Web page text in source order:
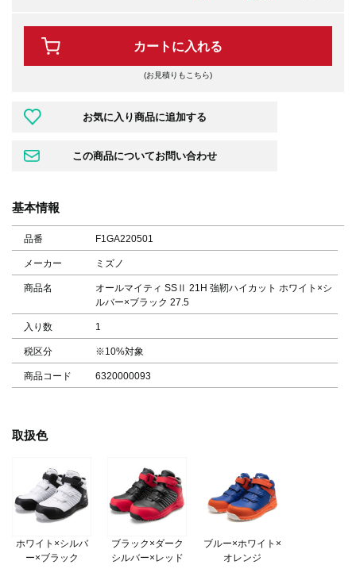
カートに入れる
(お見積りもこちら)
基本情報
品番 F1GA220501
メーカー ミズノ
商品名
オールマイティ SSⅡ 21H 強靭ハイカット ホワイト×シ
ルバー×ブラック 27.5
入り数 1
税区分 ※10%対象
商品コード 6320000093
取扱色
ホワイト×シルバ
ー×ブラック
ブラック×ダーク
シルバー×レッド
ブルー×ホワイト×
オレンジ